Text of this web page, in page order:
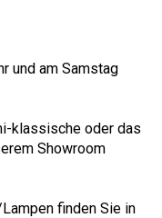
und am Samstag
klassische oder das
Showroom
finden Sie in